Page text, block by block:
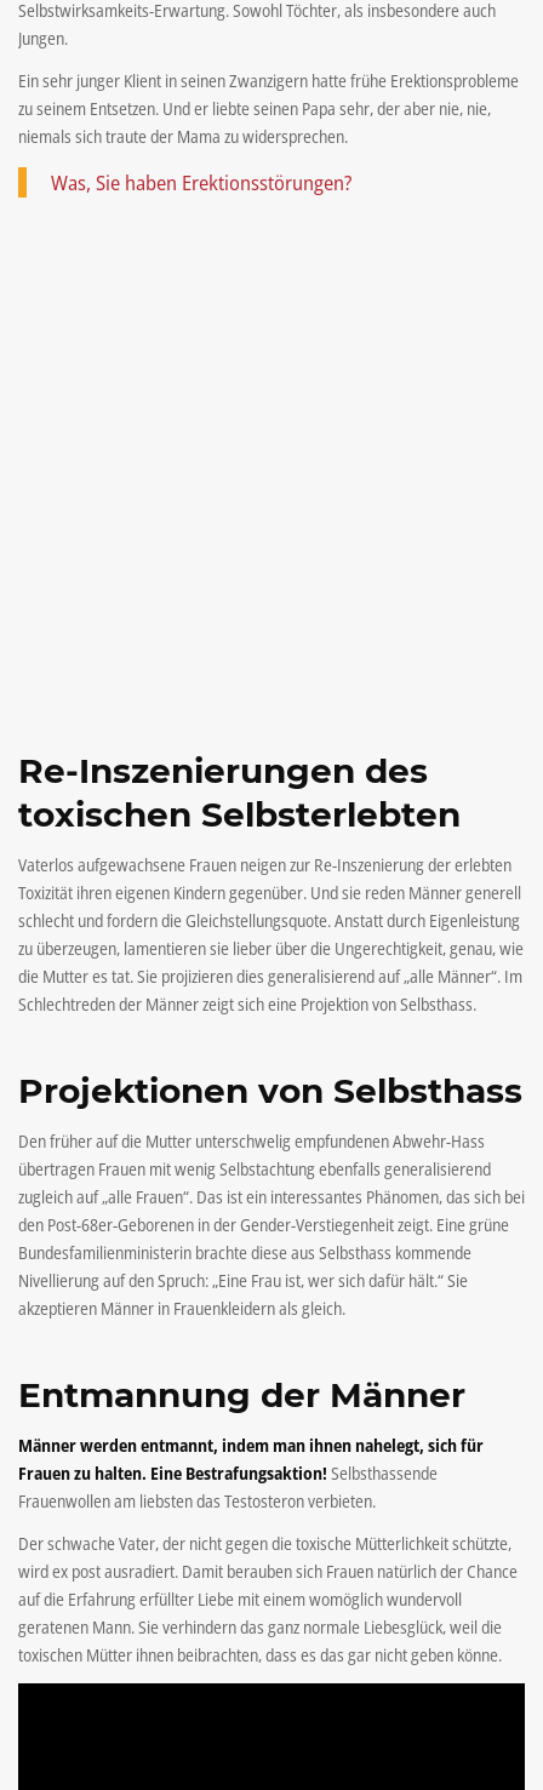
Selbstwirksamkeits-Erwartung. Sowohl Töchter, als insbesondere auch
Jungen.
Ein sehr junger Klient in seinen Zwanzigern hatte frühe Erektionsprobleme
zu seinem Entsetzen. Und er liebte seinen Papa sehr, der aber nie, nie,
niemals sich traute der Mama zu widersprechen.
Was, Sie haben Erektionsstörungen?
Re-Inszenierungen des
toxischen Selbsterlebten
Vaterlos aufgewachsene Frauen neigen zur Re-Inszenierung der erlebten
Toxizität ihren eigenen Kindern gegenüber. Und sie reden Männer generell
schlecht und fordern die Gleichstellungsquote. Anstatt durch Eigenleistung
zu überzeugen, lamentieren sie lieber über die Ungerechtigkeit, genau, wie
die Mutter es tat. Sie projizieren dies generalisierend auf „alle Männer“. Im
Schlechtreden der Männer zeigt sich eine Projektion von Selbsthass.
Projektionen von Selbsthass
Den früher auf die Mutter unterschwelig empfundenen Abwehr-Hass
übertragen Frauen mit wenig Selbstachtung ebenfalls generalisierend
zugleich auf „alle Frauen“. Das ist ein interessantes Phänomen, das sich bei
den Post-68er-Geborenen in der Gender-Verstiegenheit zeigt. Eine grüne
Bundesfamilienministerin brachte diese aus Selbsthass kommende
Nivellierung auf den Spruch: „Eine Frau ist, wer sich dafür hält.“ Sie
akzeptieren Männer in Frauenkleidern als gleich.
Entmannung der Männer
Männer werden entmannt, indem man ihnen nahelegt, sich für
Frauen zu halten. Eine Bestrafungsaktion! Selbsthassende
Frauenwollen am liebsten das Testosteron verbieten.
Der schwache Vater, der nicht gegen die toxische Mütterlichkeit schützte,
wird ex post ausradiert. Damit berauben sich Frauen natürlich der Chance
auf die Erfahrung erfüllter Liebe mit einem womöglich wundervoll
geratenen Mann. Sie verhindern das ganz normale Liebesglück, weil die
toxischen Mütter ihnen beibrachten, dass es das gar nicht geben könne.